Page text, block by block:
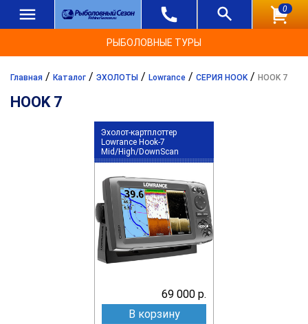
0
РЫБОЛОВНЫЕ ТУРЫ
Главная / Каталог / ЭХОЛОТЫ / Lowrance / СЕРИЯ HOOK/ HOOK 7
HOOK 7
Эхолот-картплоттер
Lowrance Hook-7
Mid/High/DownScan
69 000 р.
В корзину